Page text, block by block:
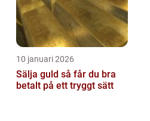
10 januari 2026
Sälja guld så får du bra
betalt på ett tryggt sätt